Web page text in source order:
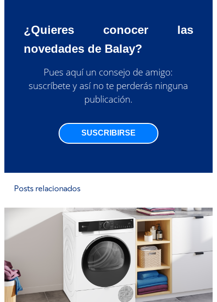
¿Quieres conocer las
novedades de Balay?
Pues aquí un consejo de amigo:
suscríbete y así no te perderás ninguna
publicación.
SUSCRIBIRSE
Posts relacionados